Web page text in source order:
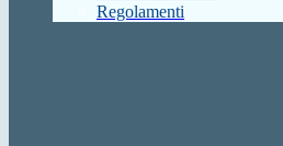
Regolamenti